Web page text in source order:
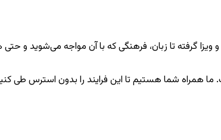
گرفته تا زبان، فرهنگی که با آن مواجه می‌شوید و
همراه شما هستیم تا این فرایند را بدون استرس طی